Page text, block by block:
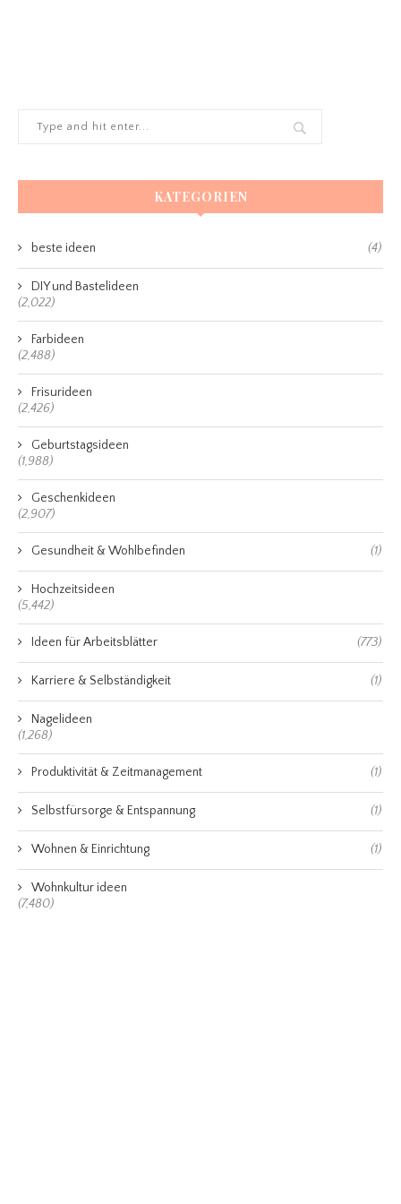
KATEGORIEN
beste ideen (4)
DIY und Bastelideen
(2,022)
Farbideen
(2,488)
Frisurideen
(2,426)
Geburtstagsideen
(1,988)
Geschenkideen
(2,907)
Gesundheit & Wohlbefinden (1)
Hochzeitsideen
(5,442)
Ideen für Arbeitsblätter (773)
Karriere & Selbständigkeit (1)
Nagelideen
(1,268)
Produktivität & Zeitmanagement (1)
Selbstfürsorge & Entspannung (1)
Wohnen & Einrichtung (1)
Wohnkultur ideen
(7,480)